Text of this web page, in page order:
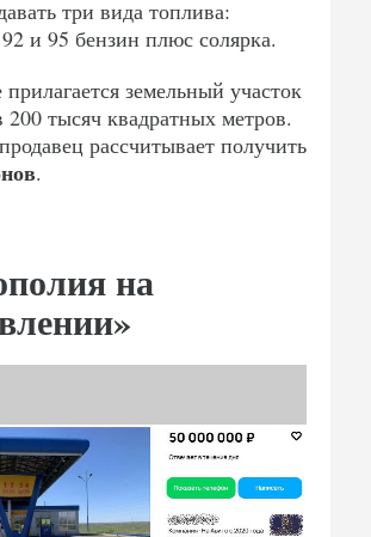
три вида топлива:
и 95 бензин плюс солярка.
земельный участок
200 тысяч квадратных метров.
рассчитывает получить
.
на